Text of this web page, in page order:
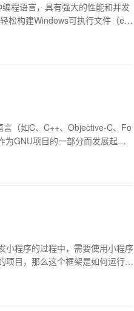
程语言，具有强大的性能和并发
松构建Windows可执行文件（ex
（如C、C++、Objective-C、Fo
为GNU项目的一部分而发展起来
小程序的过程中，需要使用小程序
项目，那么这个框架是如何运行我